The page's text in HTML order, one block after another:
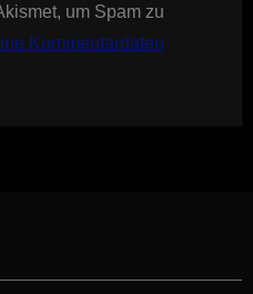
um Spam zu
Kommentardaten